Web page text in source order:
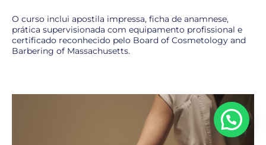
O curso inclui apostila impressa, ficha de anamnese,
prática supervisionada com equipamento profissional e
certificado reconhecido pelo Board of Cosmetology and
Barbering of Massachusetts.